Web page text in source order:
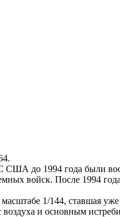
США до 1994 года были
войск. После 1994
1/144, ставшая
и основным